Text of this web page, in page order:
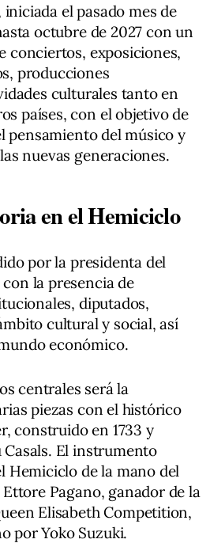
el pasado mes de
octubre de 2027 con un
conciertos, exposiciones,
producciones
culturales tanto en
países, con el objetivo de
pensamiento del músico y
nuevas generaciones.
en el Hemiciclo
por la presidenta del
la presencia de
diputados,
cultural y social, así
económico.
centrales será la
piezas con el histórico
construido en 1733 y
El instrumento
Hemiciclo de la mano del
Pagano, ganador de la
Elisabeth Competition,
por Yoko Suzuki.